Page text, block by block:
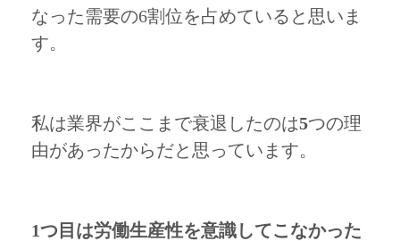
なった需要の6割位を占めていると思いま
す。
私は業界がここまで衰退したのは5つの理
由があったからだと思っています。
1つ目は労働生産性を意識してこなかった